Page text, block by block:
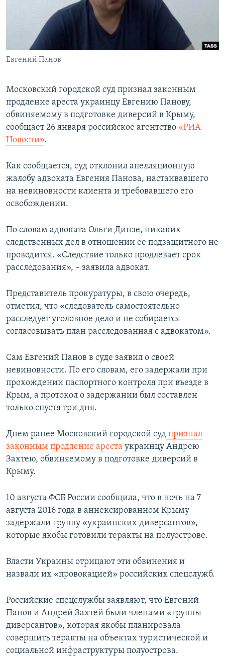
ПОБЕДИТЕЛЕЙ НЕ СУДЯТ?
КРЫМ.НЕПОКОРЕННЫЙ
ELIFBE
УКРАИНСКАЯ ПРОБЛЕМА КРЫМА
ПРИСОЕДИНЯЙТЕСЬ!
Евгений Панов
Московский городской суд признал законным
продление ареста украинцу Евгению Панову,
обвиняемому в подготовке диверсий в Крыму,
сообщает 26 января российское агентство «РИА
Новости».
Как сообщается, суд отклонил апелляционную
жалобу адвоката Евгения Панова, настаивавшего
на невиновности клиента и требовавшего его
освобождении.
По словам адвоката Ольги Динзе, никаких
следственных дел в отношении ее подзащитного не
проводится. «Следствие только продлевает срок
расследования», – заявила адвокат.
Представитель прокуратуры, в свою очередь,
отметил, что «следователь самостоятельно
расследует уголовное дело и не собирается
согласовывать план расследованная с адвокатом».
Сам Евгений Панов в суде заявил о своей
невиновности. По его словам, его задержали при
прохождении паспортного контроля при въезде в
Крым, а протокол о задержании был составлен
только спустя три дня.
Днем ранее Московский городской суд признал
законным продление ареста украинцу Андрею
Захтею, обвиняемому в подготовке диверсий в
Крыму.
10 августа ФСБ России сообщила, что в ночь на 7
августа 2016 года в аннексированном Крыму
задержали группу «украинских диверсантов»,
которые якобы готовили теракты на полуострове.
Власти Украины отрицают эти обвинения и
назвали их «провокацией» российских спецслужб.
Российские спецслужбы заявляют, что Евгений
Панов и Андрей Захтей были членами «группы
диверсантов», которая якобы планировала
совершить теракты на объектах туристической и
социальной инфраструктуры полуострова.